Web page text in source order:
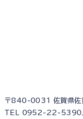
〒840-0031 佐賀県佐
TEL 0952-22-